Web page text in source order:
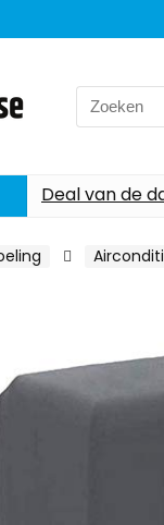
Search
for:
Deal van de